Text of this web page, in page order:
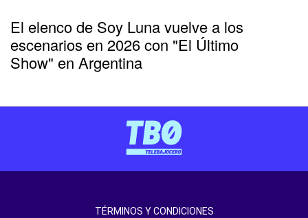
El elenco de Soy Luna vuelve a los
escenarios en 2026 con "El Último
Show" en Argentina
TÉRMINOS Y CONDICIONES